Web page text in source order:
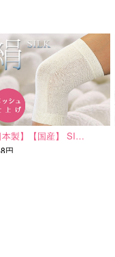
本製】【国産】 SI…
円